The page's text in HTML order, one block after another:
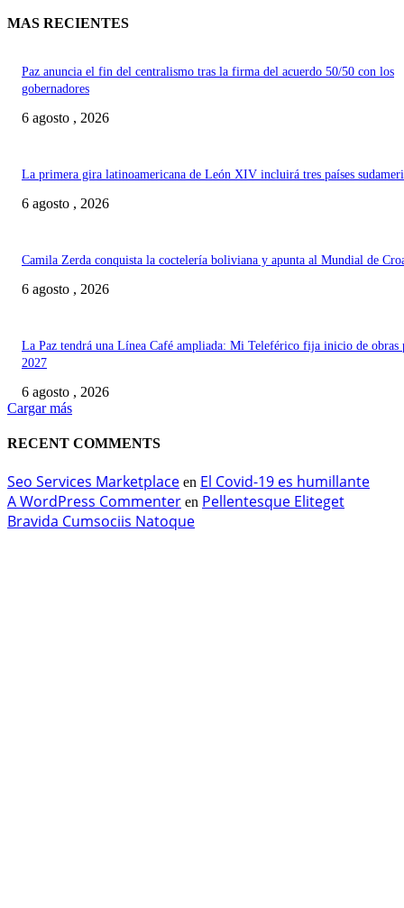
MAS RECIENTES
Paz anuncia el fin del centralismo tras la firma del acuerdo 50/50 con los
gobernadores
6 agosto , 2026
La primera gira latinoamericana de León XIV incluirá tres países
6 agosto , 2026
Camila Zerda conquista la coctelería boliviana y apunta al Mundial de
6 agosto , 2026
La Paz tendrá una Línea Café ampliada: Mi Teleférico fija inicio de obras
2027
6 agosto , 2026
Cargar más
RECENT COMMENTS
Seo Services Marketplace en El Covid-19 es humillante
A WordPress Commenter en Pellentesque Eliteget
Bravida Cumsociis Natoque